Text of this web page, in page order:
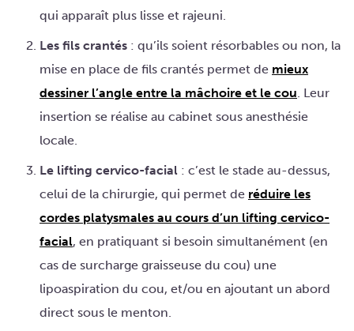
qui apparaît plus lisse et rajeuni.
Les fils crantés : qu’ils soient résorbables ou non, la
mise en place de fils crantés permet de mieux
dessiner l’angle entre la mâchoire et le cou. Leur
insertion se réalise au cabinet sous anesthésie
locale.
Le lifting cervico-facial : c’est le stade au-dessus,
celui de la chirurgie, qui permet de réduire les
cordes platysmales au cours d’un lifting cervico-
facial, en pratiquant si besoin simultanément (en
cas de surcharge graisseuse du cou) une
lipoaspiration du cou, et/ou en ajoutant un abord
direct sous le menton.